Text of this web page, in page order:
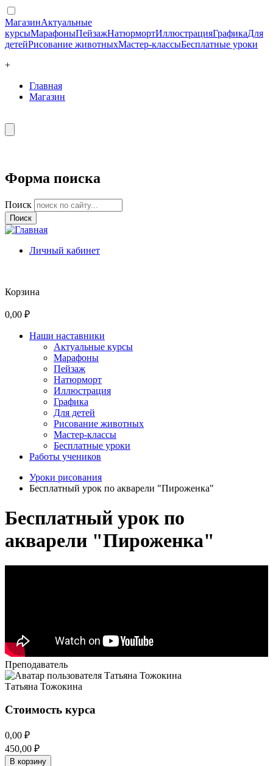
МагазинАктуальные
курсыМарафоныПейзажНатюрмортИллюстрацияГрафикаДля
детейРисование животныхМастер-классыБесплатные уроки
+
Главная
Магазин
Форма поиска
Поиск
Личный кабинет
Корзина
0,00 ₽
Наши наставники
Актуальные курсы
Марафоны
Пейзаж
Натюрморт
Иллюстрация
Графика
Для детей
Рисование животных
Мастер-классы
Бесплатные уроки
Работы учеников
Уроки рисования
Бесплатный урок по акварели "Пироженка"
Бесплатный урок по
акварели "Пироженка"
Преподаватель
Татьяна Тожокина
Стоимость курса
0,00 ₽
450,00 ₽